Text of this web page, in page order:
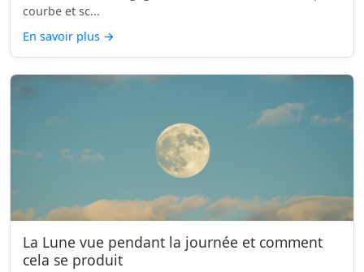
courbe et sc...
En savoir plus →
La Lune vue pendant la journée et comment
cela se produit